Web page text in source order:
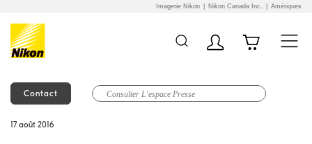
Imagerie Nikon Nikon Canada Inc. Amériques
Contact
17 août 2016